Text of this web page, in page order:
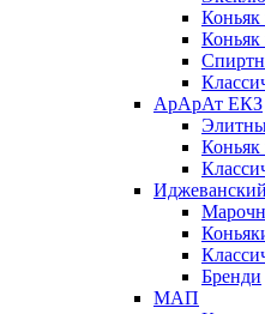
Коньяк
Коньяк
АрАрАт ЕКЗ
Коньяк
Бренди
МАП